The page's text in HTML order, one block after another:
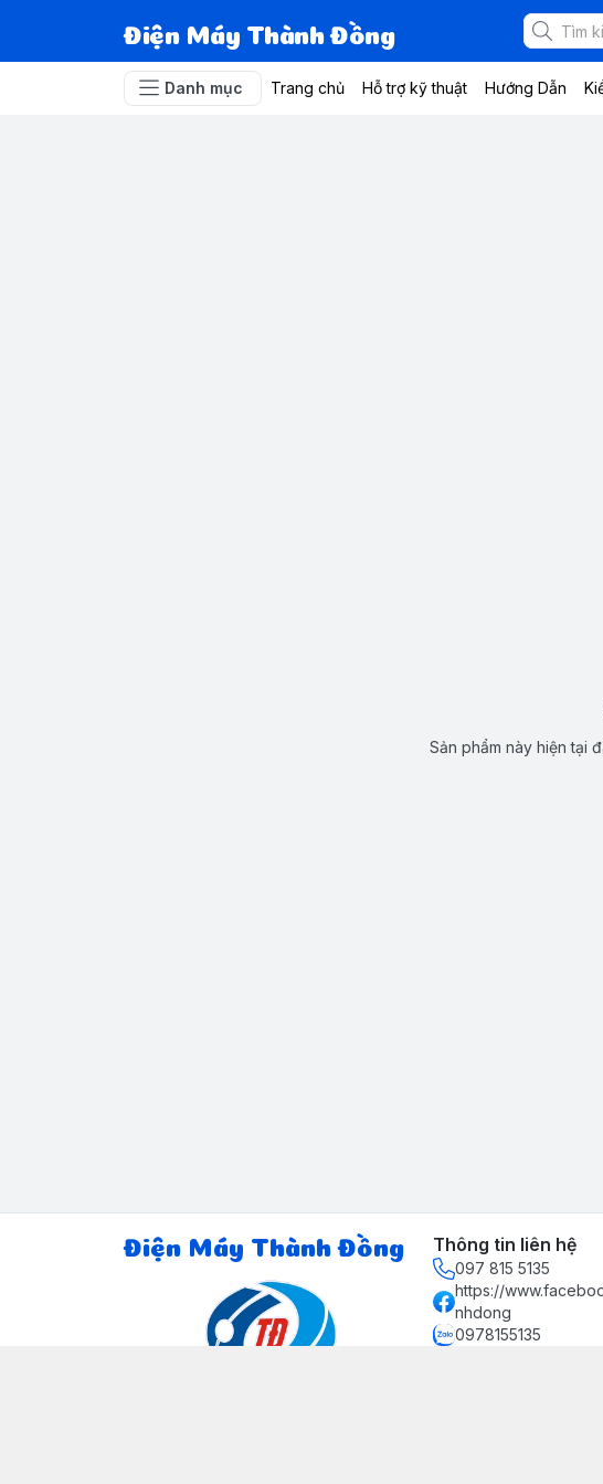
Điện Máy Thành Đồng
Danh mục Trang chủ Hỗ trợ kỹ thuật Hướng Dẫn
Sản phẩm này hiện tại
Điện Máy Thành Đồng Thông tin liên hệ
097 815 5135
https://
nhdong
0978155135